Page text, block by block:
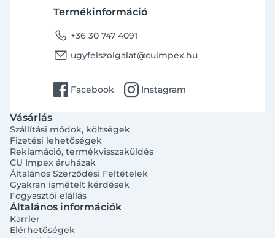
Termékinformáció
phone +36 30 747 4091
email ugyfelszolgalat@cuimpex.hu
facebook Facebook instagram Instagram
Vásárlás
Szállítási módok, költségek
Fizetési lehetőségek
Reklamáció, termékvisszaküldés
CU Impex áruházak
Általános Szerződési Feltételek
Gyakran ismételt kérdések
Fogyasztói elállás
Általános információk
Karrier
Elérhetőségek